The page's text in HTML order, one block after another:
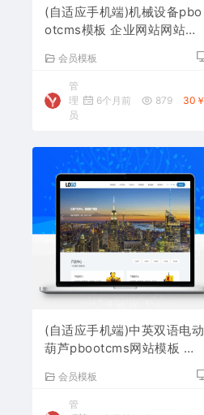
(自适应手机端)机械设备pbo
otcms模板 企业网站网站源
会员模板
管
理
员
6个月前 879 30￥
(自适应手机端)中英双语电动
葫芦pbootcms网站模板 起
会员模板
管